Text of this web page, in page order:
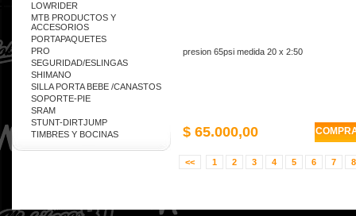
LOWRIDER
MTB PRODUCTOS Y
ACCESORIOS
PORTAPAQUETES
PRO
SEGURIDAD/ESLINGAS
SHIMANO
SILLA PORTA BEBE /CANASTOS
SOPORTE-PIE
SRAM
STUNT-DIRTJUMP
TIMBRES Y BOCINAS
presion 65psi medida 20 x 2:50
$ 65.000,00
<< 1 2 3 4 5 6 7 8